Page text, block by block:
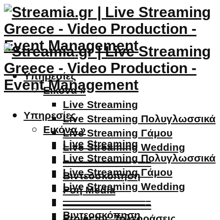
Υπηρεσίες
Εικόνα »
Live Streaming
Live Streaming Πολυγλωσσικά
Live Streaming Γάμου
Live Streaming Wedding
————————–
Βιντεοσκόπηση
Ροή Media
————————–
Υπηρεσίες
Εικόνα »
Live Streaming
Live Streaming Πολυγλωσσικά
Live Streaming Γάμου
Live Streaming Wedding
————————–
Βιντεοσκόπηση